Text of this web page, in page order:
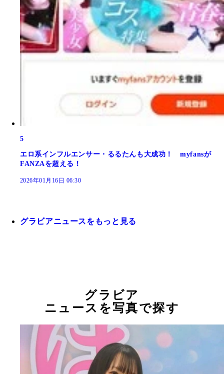
5
エロ系インフルエンサー・るるたんも大成功！ myfansが
FANZAを超える！
2026年01月16日 06:30
グラビアニュースをもっと見る
グラビア
ニュースを写真で探す